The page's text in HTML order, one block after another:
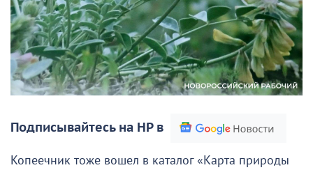
Подписывайтесь на НР в
Копеечник тоже вошел в каталог «Карта природы